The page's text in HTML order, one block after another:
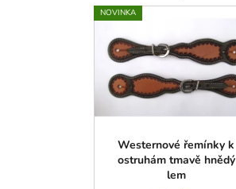
NOVINKA
Westernové řemínky k
ostruhám tmavě hnědý
lem